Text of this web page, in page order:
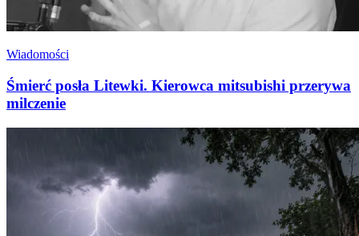
Wiadomości
Śmierć posła Litewki. Kierowca mitsubishi przerywa
milczenie